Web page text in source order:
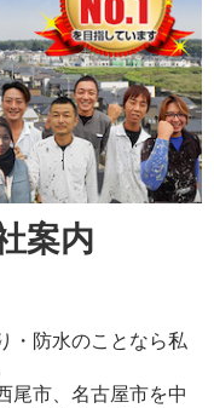
案内
・防水のことなら私
尾市、名古屋市を中